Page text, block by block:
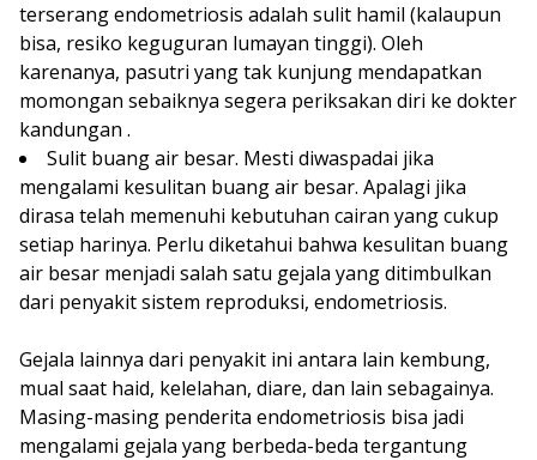
terserang endometriosis adalah sulit hamil (kalaupun
bisa, resiko keguguran lumayan tinggi). Oleh
karenanya, pasutri yang tak kunjung mendapatkan
momongan sebaiknya segera periksakan diri ke dokter
kandungan .
Sulit buang air besar. Mesti diwaspadai jika
mengalami kesulitan buang air besar. Apalagi jika
dirasa telah memenuhi kebutuhan cairan yang cukup
setiap harinya. Perlu diketahui bahwa kesulitan buang
air besar menjadi salah satu gejala yang ditimbulkan
dari penyakit sistem reproduksi, endometriosis.
Gejala lainnya dari penyakit ini antara lain kembung,
mual saat haid, kelelahan, diare, dan lain sebagainya.
Masing-masing penderita endometriosis bisa jadi
mengalami gejala yang berbeda-beda tergantung